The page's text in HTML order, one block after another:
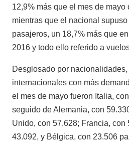
12,9% más que el mes de mayo
mientras que el nacional
pasajeros, un 18,7% más que
2016 y todo ello referido a
Desglosado por
internacionales con más
el mes de mayo fueron Italia,
seguido de Alemania, con
Unido, con 57.628; Francia, con
43.092, y Bélgica, con 23.506